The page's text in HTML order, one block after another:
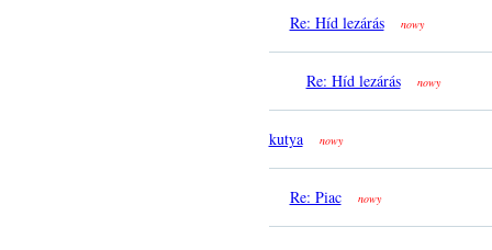
Re: Híd lezárás nowy
Re: Híd lezárás nowy
kutya nowy
Re: Piac nowy